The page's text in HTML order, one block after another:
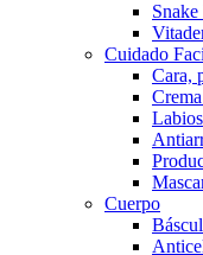
Cuidado
Cara,
Labios
Cuerpo